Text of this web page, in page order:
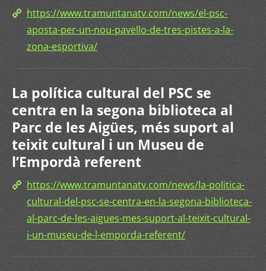
https://www.tramuntanatv.com/news/el-psc-
aposta-per-un-nou-pavello-de-tres-pistes-a-la-
zona-esportiva/
La política cultural del PSC se
centra en la segona biblioteca al
Parc de les Aigües, més suport al
teixit cultural i un Museu de
l’Empordà referent
https://www.tramuntanatv.com/news/la-politica-
cultural-del-psc-se-centra-en-la-segona-biblioteca-
al-parc-de-les-aigues-mes-suport-al-teixit-cultural-
i-un-museu-de-l-emporda-referent/